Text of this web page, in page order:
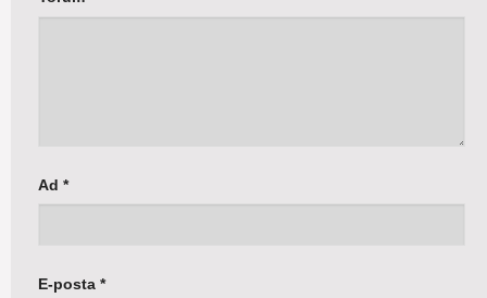
Ad *
E-posta *